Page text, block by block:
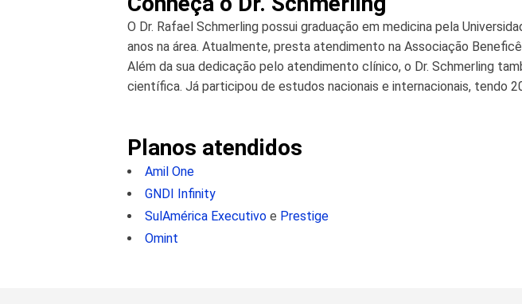
O Dr. Rafael Schmerling possui graduação em medicina pela
anos na área. Atualmente, presta atendimento na Associação
Além da sua dedicação pelo atendimento clínico, o Dr. Schmerling
científica. Já participou de estudos nacionais e internacionais, tendo
Planos atendidos
Amil One
GNDI Infinity
SulAmérica Executivo e Prestige
Omint